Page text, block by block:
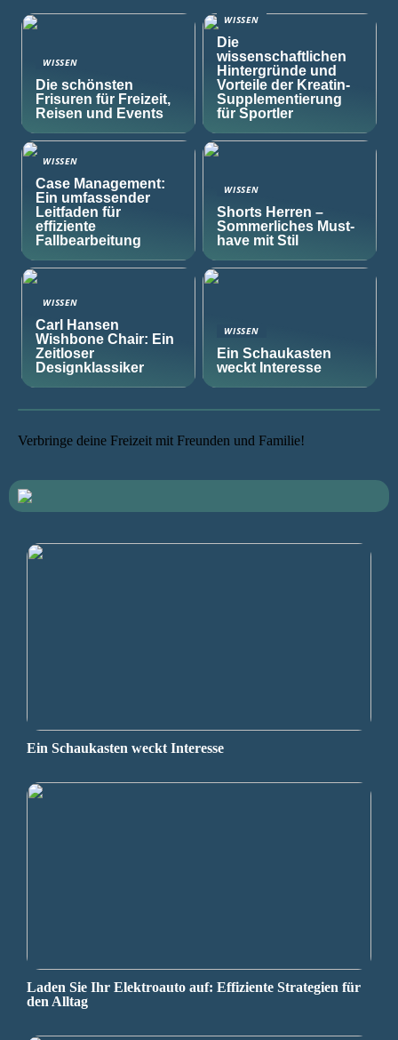
WISSEN
Die schönsten
Frisuren für Freizeit,
Reisen und Events
WISSEN
Die
wissenschaftlichen
Hintergründe und
Vorteile der Kreatin-
Supplementierung
für Sportler
WISSEN
Case Management:
Ein umfassender
Leitfaden für
effiziente
Fallbearbeitung
WISSEN
Shorts Herren –
Sommerliches Must-
have mit Stil
WISSEN
Carl Hansen
Wishbone Chair: Ein
Zeitloser
Designklassiker
WISSEN
Ein Schaukasten
weckt Interesse
Verbringe deine Freizeit mit Freunden und Familie!
Ein Schaukasten weckt Interesse
Laden Sie Ihr Elektroauto auf: Effiziente Strategien für
den Alltag